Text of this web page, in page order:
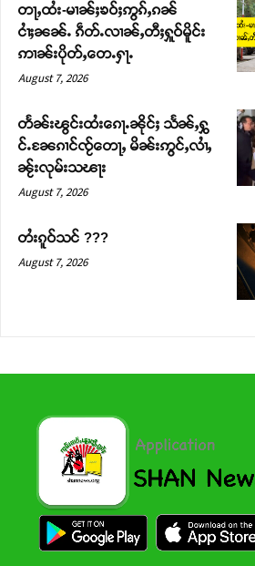
တႃႇထႆး-မၢၼ်ႈၶဝ်ႈဢွၵ်ႇၵၼ်
ငၢႆႈၼၼ်ႉ ၵဵတ်ႉလၢၼ်ႇတီႈႁူဝ်မိူင်း
ဢၢၼ်းပိုတ်ႇတေႉႁႃႉ
August 7, 2026
တႅၼ်းၽွင်းထႆးၵေႃႉၼိုင်ႈ သႅၼ်ႇႁွ
င်ႉၼႄၵၢင်ၸႂ်တေႃႇ မိၼ်းဢွင်ႇလၢႆႇ
ၼႂ်းလုမ်းသၽႃး
August 7, 2026
တႆးၵူဝ်သင် ???
August 7, 2026